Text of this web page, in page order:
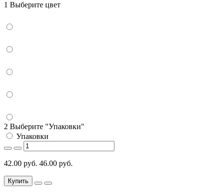
1 Выберите цвет
2 Выберите "Упаковки"
Упаковки
42.00 руб. 46.00 руб.
Купить